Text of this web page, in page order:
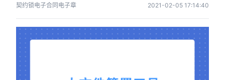
印章管控
数字存档
安全合规
方案
契约锁电子合同电子章 2021-02-05 17:14:40